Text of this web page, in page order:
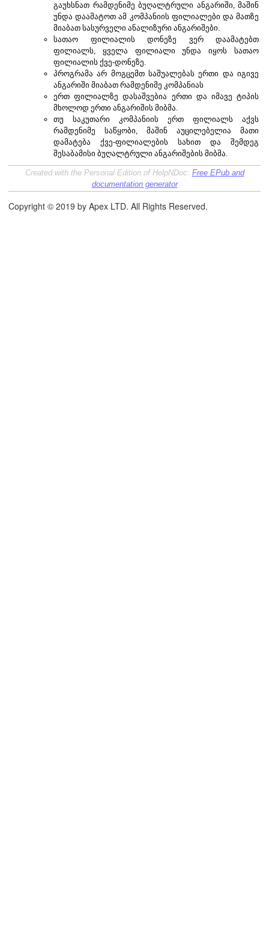
გაუხსნათ რამდენიმე ბუღალტრული ანგარიში, მაშინ
უნდა დაამატოთ ამ კომპანიის ფილიალები და მათზე
მიაბათ სასურველი ანალიზური ანგარიშები.
სათაო ფილიალის დონეზე ვერ დაამატებთ
ფილიალს, ყველა ფილიალი უნდა იყოს სათაო
ფილიალის ქვე-დონეზე.
პროგრამა არ მოგცემთ საშუალებას ერთი და იგივე
ანგარიში მიაბათ რამდენიმე კომპანიას
ერთ ფილიალზე დასაშვებია ერთი და იმავე ტიპის
მხოლოდ ერთი ანგარიშის მიბმა.
თუ საკუთარი კომპანიის ერთ ფილიალს აქვს
რამდენიმე საწყობი, მაშინ აუცილებელია მათი
დამატება ქვე-ფილიალების სახით და შემდეგ
შესაბამისი ბუღალტრული ანგარიშების მიბმა.
Created with the Personal Edition of HelpNDoc: Free EPub and
documentation generator
Copyright © 2019 by Apex LTD. All Rights Reserved.